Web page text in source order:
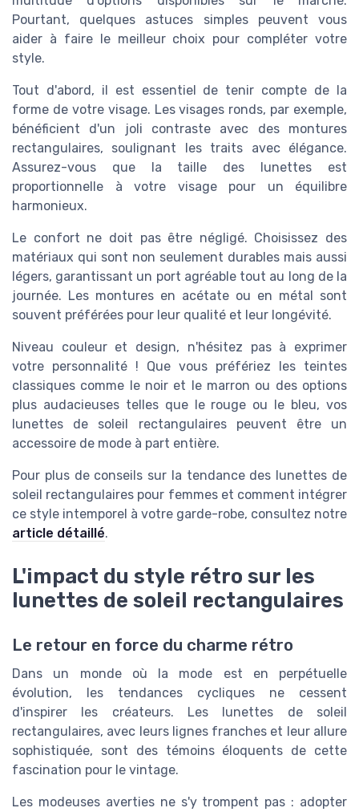
Pourtant, quelques astuces simples peuvent vous
aider à faire le meilleur choix pour compléter votre
style.
Tout d'abord, il est essentiel de tenir compte de la
forme de votre visage. Les visages ronds, par exemple,
bénéficient d'un joli contraste avec des montures
rectangulaires, soulignant les traits avec élégance.
Assurez-vous que la taille des lunettes est
proportionnelle à votre visage pour un équilibre
harmonieux.
Le confort ne doit pas être négligé. Choisissez des
matériaux qui sont non seulement durables mais aussi
légers, garantissant un port agréable tout au long de la
journée. Les montures en acétate ou en métal sont
souvent préférées pour leur qualité et leur longévité.
Niveau couleur et design, n'hésitez pas à exprimer
votre personnalité ! Que vous préfériez les teintes
classiques comme le noir et le marron ou des options
plus audacieuses telles que le rouge ou le bleu, vos
lunettes de soleil rectangulaires peuvent être un
accessoire de mode à part entière.
Pour plus de conseils sur la tendance des lunettes de
soleil rectangulaires pour femmes et comment intégrer
ce style intemporel à votre garde-robe, consultez notre
article détaillé.
L'impact du style rétro sur les
lunettes de soleil rectangulaires
Le retour en force du charme rétro
Dans un monde où la mode est en perpétuelle
évolution, les tendances cycliques ne cessent
d'inspirer les créateurs. Les lunettes de soleil
rectangulaires, avec leurs lignes franches et leur allure
sophistiquée, sont des témoins éloquents de cette
fascination pour le vintage.
Les modeuses averties ne s'y trompent pas : adopter